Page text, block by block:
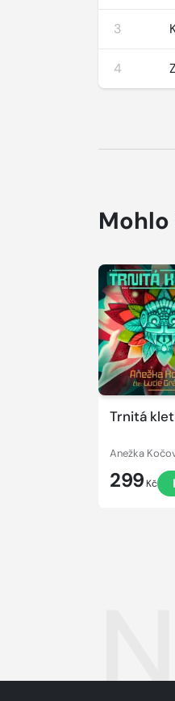
3
4
Trnitá
Anežka
299 Kč
Přehrát
ukázku